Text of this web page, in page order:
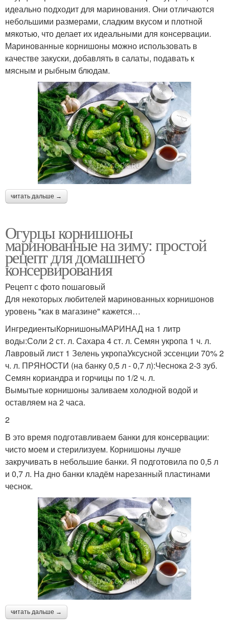
идеально подходит для маринования. Они отличаются
небольшими размерами, сладким вкусом и плотной
мякотью, что делает их идеальными для консервации.
Маринованные корнишоны можно использовать в
качестве закуски, добавлять в салаты, подавать к
мясным и рыбным блюдам.
читать дальше →
Огурцы корнишоны
маринованные на зиму: простой
рецепт для домашнего
консервирования
Рецепт с фото пошаговый
Для некоторых любителей маринованных корнишонов
уровень "как в магазине" кажется…
ИнгредиентыКорнишоныМАРИНАД на 1 литр
воды:Соли 2 ст. л. Сахара 4 ст. л. Семян укропа 1 ч. л.
Лавровый лист 1 Зелень укропаУксусной эссенции 70% 2
ч. л. ПРЯНОСТИ (на банку 0,5 л - 0,7 л):Чеснока 2-3 зуб.
Семян кориандра и горчицы по 1/2 ч. л.
Вымытые корнишоны заливаем холодной водой и
оставляем на 2 часа.
2
В это время подготавливаем банки для консервации:
чисто моем и стерилизуем. Корнишоны лучше
закручивать в небольшие банки. Я подготовила по 0,5 л
и 0,7 л. На дно банки кладём нарезанный пластинами
чеснок.
читать дальше →